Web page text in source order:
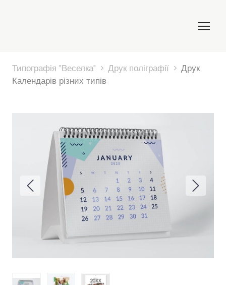
Типографія "Веселка" Друк поліграфії
Друк
Календарів різних типів